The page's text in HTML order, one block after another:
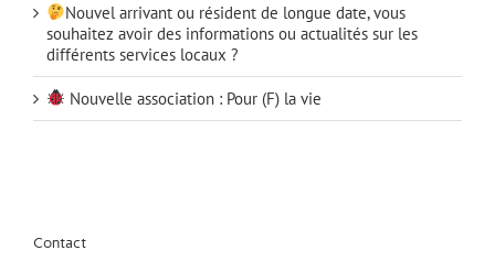
Nouvel arrivant ou résident de longue date, vous
souhaitez avoir des informations ou actualités sur les
différents services locaux ?
Nouvelle association : Pour (F) la vie
Contact